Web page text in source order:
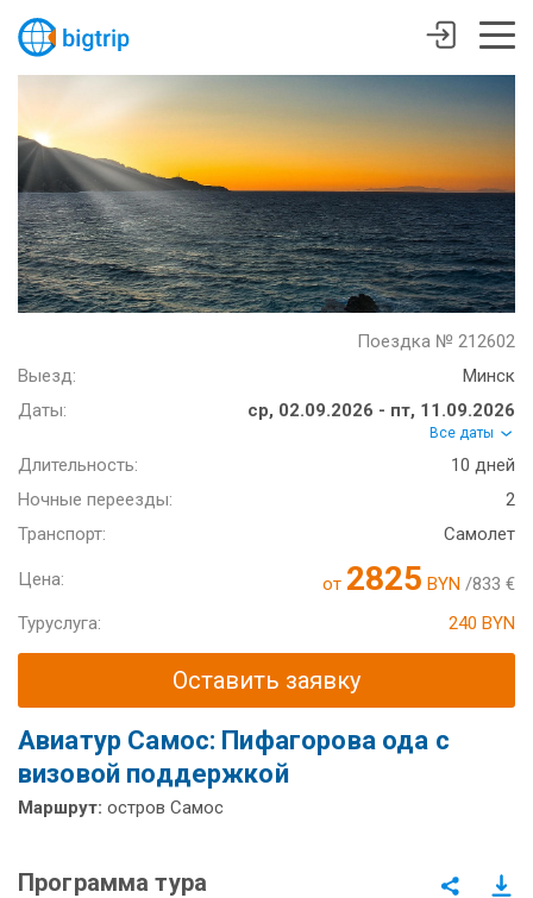
Поездка № 212602
Выезд:
Минск
Даты:
ср, 02.09.2026 - пт, 11.09.2026
Все даты
Длительность:
10 дней
Ночные переезды:
2
Транспорт:
Самолет
Цена: от 2825 BYN /833 €
Туруслуга:
240 BYN
Оставить заявку
Авиатур Самос: Пифагорова ода с
визовой поддержкой
Маршрут: остров Самос
Программа тура